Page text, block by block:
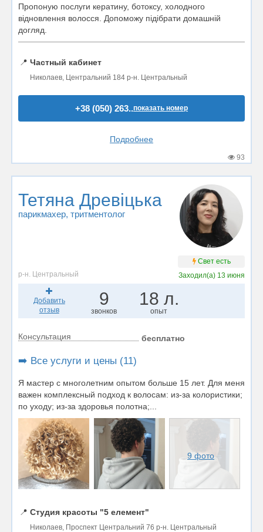
Пропоную послуги кератину, ботоксу, холодного
відновлення волосся. Допоможу підібрати домашній
догляд.
📍 Частный кабинет
Николаев, Центральний 184 р-н. Центральный
+38 (050) 263..показать номер
Подробнее
93
Тетяна Древіцька
парикмахер, тритментолог
Свет есть
р-н. Центральный
Заходил(а) 13 июня
Добавить
отзыв
9
звонков
18 л.
опыт
Консультация бесплатно
➡️ Все услуги и цены (11)
Я мастер с многолетним опытом больше 15 лет. Для меня
важен комплексный подход к волосам: из-за колористики;
по уходу; из-за здоровья полотна;...
9 фото
📍 Студия красоты "5 елемент"
Николаев, Проспект Центральний 76 р-н. Центральный